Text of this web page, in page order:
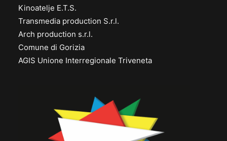
Kinoatelje E.T.S.
Transmedia production S.r.l.
Arch production s.r.l.
Comune di Gorizia
AGIS Unione Interregionale Triveneta